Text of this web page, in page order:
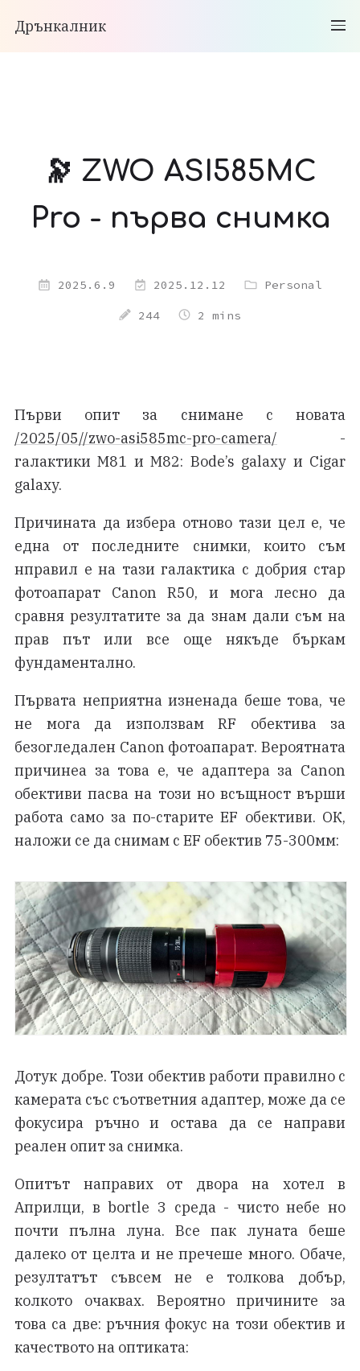
Дрънкалник
🔭 ZWO ASI585MC
Pro - първа снимка
2025.6.9 2025.12.12 Personal
244 2 mins
Първи опит за снимане с новата
/2025/05//zwo-asi585mc-pro-camera/ -
галактики M81 и M82: Bode’s galaxy и Cigar
galaxy.
Причината да избера отново тази цел е, че
една от последните снимки, които съм
нправил е на тази галактика с добрия стар
фотоапарат Canon R50, и мога лесно да
сравня резултатите за да знам дали съм на
прав път или все още някъде бъркам
фундаментално.
Първата неприятна изненада беше това, че
не мога да използвам RF обектива за
безогледален Canon фотоапарат. Вероятната
причинеа за това е, че адаптера за Canon
обективи пасва на този но всъщност върши
работа само за по-старите EF обективи. ОК,
наложи се да снимам с EF обектив 75-300мм:
Дотук добре. Този обектив работи правилно с
камерата със съответния адаптер, може да се
фокусира ръчно и остава да се направи
реален опит за снимка.
Опитът направих от двора на хотел в
Априлци, в bortle 3 среда - чисто небе но
почти пълна луна. Все пак луната беше
далеко от целта и не пречеше много. Обаче,
резултатът съвсем не е толкова добър,
колкото очаквах. Вероятно причините за
това са две: ръчния фокус на този обектив и
качеството на оптиката: